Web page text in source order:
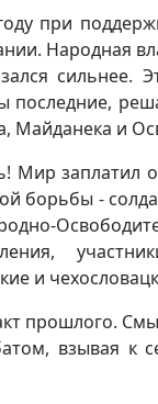
при
Народная
сильнее.
последние,
Майданека и
Мир заплатил
борьбы -
и
прошлого.
взывая к